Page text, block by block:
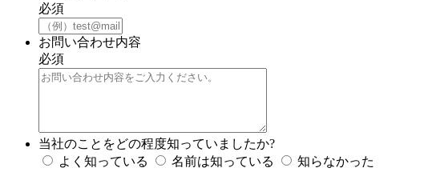
必須
お問い合わせ内容
必須
当社のことをどの程度知っていましたか?
よく知っている
名前は知っている 知らなかった